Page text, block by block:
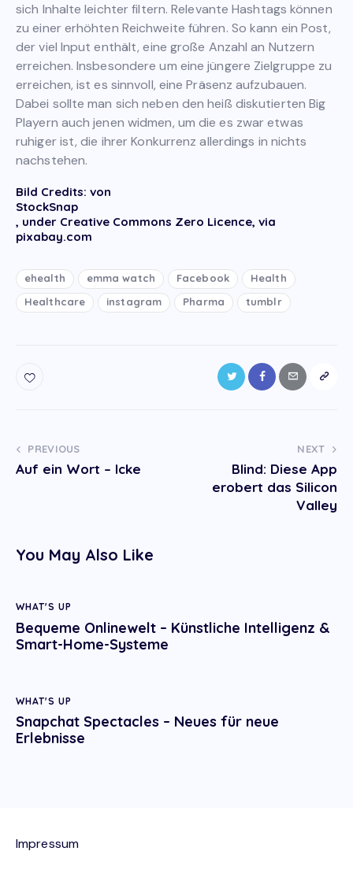
sich Inhalte leichter filtern. Relevante Hashtags können
zu einer erhöhten Reichweite führen. So kann ein Post,
der viel Input enthält, eine große Anzahl an Nutzern
erreichen. Insbesondere um eine jüngere Zielgruppe zu
erreichen, ist es sinnvoll, eine Präsenz aufzubauen.
Dabei sollte man sich neben den heiß diskutierten Big
Playern auch jenen widmen, um die es zwar etwas
ruhiger ist, die ihrer Konkurrenz allerdings in nichts
nachstehen.
Bild Credits: von
StockSnap
, under Creative Commons Zero Licence, via
pixabay.com
ehealth emma watch Facebook
Health
Healthcare
instagram Pharma tumblr
Post
navigation
PREVIOUS
Auf ein Wort – Icke
NEXT
Blind: Diese App
erobert das Silicon
Valley
You May Also Like
WHAT'S UP
Bequeme Onlinewelt – Künstliche Intelligenz &
Smart-Home-Systeme
WHAT'S UP
Snapchat Spectacles – Neues für neue
Erlebnisse
Impressum